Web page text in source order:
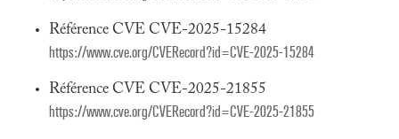
Référence CVE CVE-2025-15284
https://www.cve.org/CVERecord?id=CVE-2025-15284
Référence CVE CVE-2025-21855
https://www.cve.org/CVERecord?id=CVE-2025-21855